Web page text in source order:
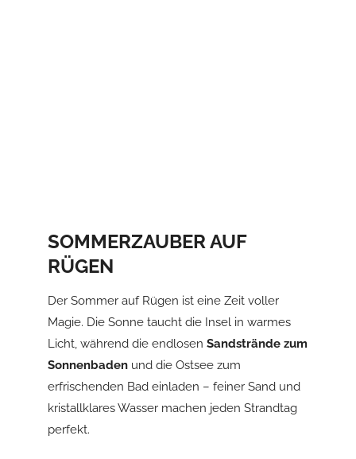
SOMMERZAUBER AUF
RÜGEN
Der Sommer auf Rügen ist eine Zeit voller
Magie. Die Sonne taucht die Insel in warmes
Licht, während die endlosen Sandstrände zum
Sonnenbaden und die Ostsee zum
erfrischenden Bad einladen – feiner Sand und
kristallklares Wasser machen jeden Strandtag
perfekt.